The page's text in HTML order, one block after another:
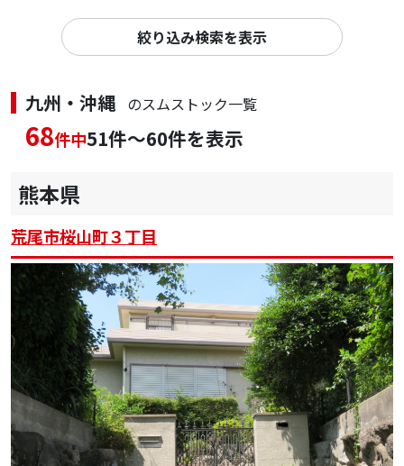
絞り込み検索を表示
九州・沖縄 のスムストック一覧
68件中51件～60件を表示
熊本県
荒尾市桜山町３丁目